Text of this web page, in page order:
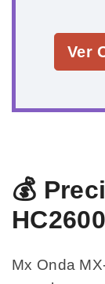
Ver
💰
HC2600
Mx Onda